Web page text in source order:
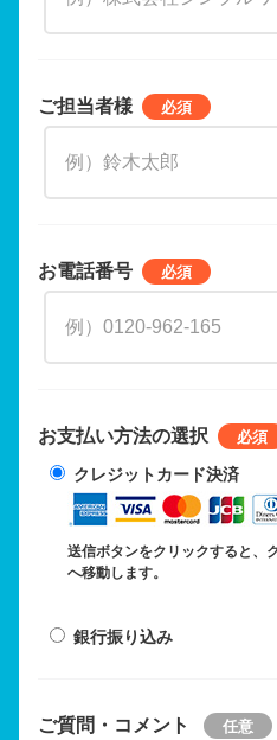
ご担当者様
お電話番号
お支払い方法の選択
クレジットカード決済
送信ボタンをクリックすると、
へ移動します。
銀行振り込み
ご質問・コメント